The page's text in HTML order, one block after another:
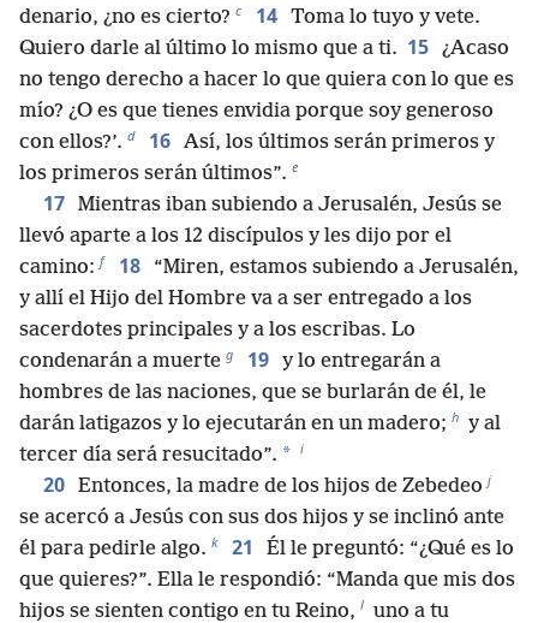
denario, ¿no es cierto? c 14 Toma lo tuyo y vete.
Quiero darle al último lo mismo que a ti. 15 ¿Acaso
no tengo derecho a hacer lo que quiera con lo que es
mío? ¿O es que tienes envidia porque soy generoso
con ellos?’. d 16 Así, los últimos serán primeros y
los primeros serán últimos”. e
17 Mientras iban subiendo a Jerusalén, Jesús se
llevó aparte a los 12 discípulos y les dijo por el
camino: f 18
“Miren, estamos subiendo a Jerusalén,
y allí el Hijo del Hombre va a ser entregado a los
sacerdotes principales y a los escribas. Lo
condenarán a muerte g 19 y lo entregarán a
hombres de las naciones, que se burlarán de él, le
darán latigazos y lo ejecutarán en un madero; h y al
tercer día será resucitado”. * i
20 Entonces, la madre de los hijos de Zebedeo j
se acercó a Jesús con sus dos hijos y se inclinó ante
él para pedirle algo. k 21
Él le preguntó: “¿Qué es lo
que quieres?”. Ella le respondió: “Manda que mis dos
hijos se sienten contigo en tu Reino, l uno a tu